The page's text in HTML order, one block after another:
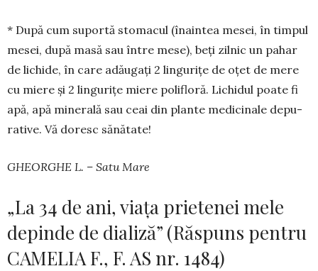
* După cum suportă sto­macul (înaintea me­sei, în tim­pul
mesei, după masă sau între mese), beți zil­nic un pahar
de lichide, în care adăugați 2 lin­gurițe de oțet de mere
cu mie­re și 2 lingurițe miere polifloră. Li­chidul poate fi
apă, apă mi­ne­rală sau ceai din plante me­di­ci­nale depu­
rative. Vă doresc să­nătate!
GHEORGHE L. – Satu Mare
„La 34 de ani, viața prietenei mele
depinde de dializă” (Răspuns pentru
CAMELIA F., F. AS nr. 1484)